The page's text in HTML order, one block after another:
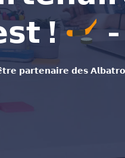
!
-
𝗽𝗮𝗿𝘁𝗲𝗻𝗮𝗶𝗿𝗲 𝗱𝗲𝘀